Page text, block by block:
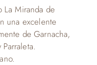
La Miranda de
una excelente
de Garnacha,